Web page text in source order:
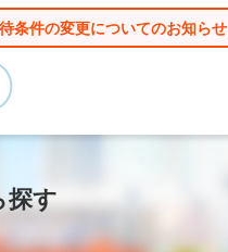
条件の変更についてのお知らせ
探す